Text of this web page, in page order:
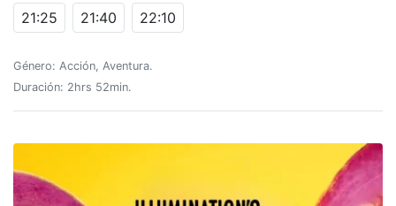
21:25 21:40 22:10
Género: Acción, Aventura.
Duración: 2hrs 52min.